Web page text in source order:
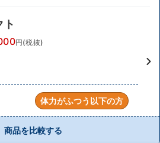
ト
円(税抜)
体力がふつう以下の方
商品を比較する